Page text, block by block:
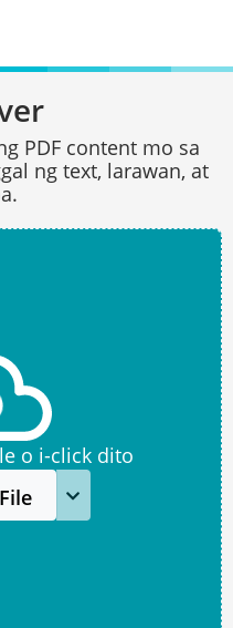
PDF content mo sa
ng text, larawan, at
o i-click dito